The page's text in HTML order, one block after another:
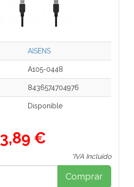
AISENS
A105-0448
8436574704976
Disponible
3,89 €
*IVA Incluido
Comprar